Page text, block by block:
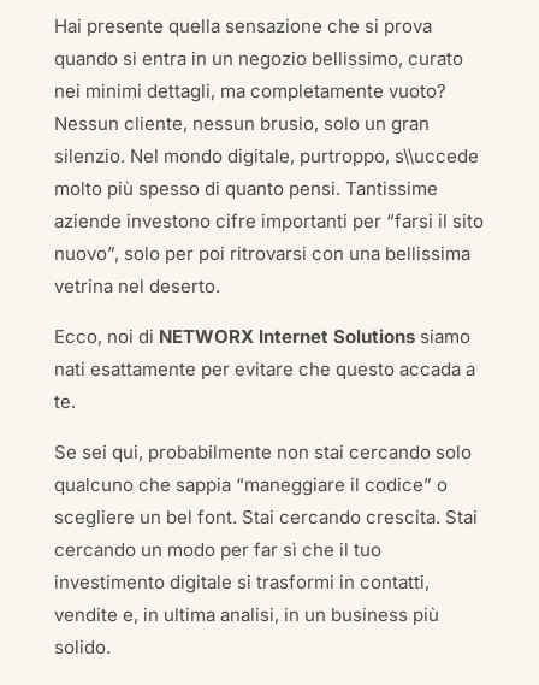
Hai presente quella sensazione che si prova
quando si entra in un negozio bellissimo, curato
nei minimi dettagli, ma completamente vuoto?
Nessun cliente, nessun brusio, solo un gran
silenzio. Nel mondo digitale, purtroppo, s\\uccede
molto più spesso di quanto pensi. Tantissime
aziende investono cifre importanti per “farsi il sito
nuovo”, solo per poi ritrovarsi con una bellissima
vetrina nel deserto.
Ecco, noi di NETWORX Internet Solutionssiamo
nati esattamente per evitare che questo accada a
te.
Se sei qui, probabilmente non stai cercando solo
qualcuno che sappia “maneggiare il codice” o
scegliere un bel font. Stai cercando crescita. Stai
cercando un modo per far sì che il tuo
investimento digitale si trasformi in contatti,
vendite e, in ultima analisi, in un business più
solido.